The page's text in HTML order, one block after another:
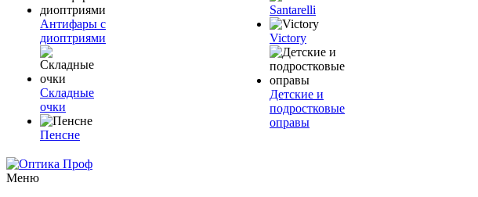
Антифары с
диоптриями
Складные
очки
Пенсне
Santarelli
Victory
Детские и
подростковые
оправы
Меню